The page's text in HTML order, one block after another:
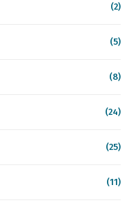
(2)
(5)
(8)
(24)
(25)
(11)